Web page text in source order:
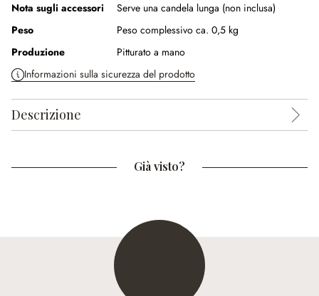
Nota sugli accessori
Serve una candela lunga (non inclusa)
Peso
Peso complessivo ca. 0,5 kg
Produzione
Pitturato a mano
Informazioni sulla sicurezza del prodotto
Descrizione
Già visto?